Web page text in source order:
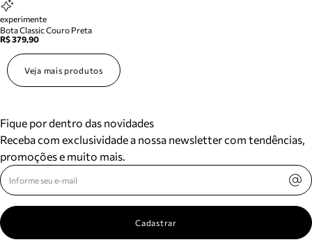
experimente
Bota Classic Couro Preta
R$ 379,90
Veja mais produtos
Fique por dentro das novidades
Receba com exclusividade a nossa newsletter com tendências,
promoções e muito mais.
Cadastrar